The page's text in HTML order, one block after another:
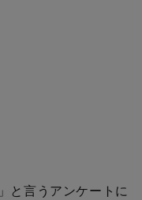
と言うアンケートに